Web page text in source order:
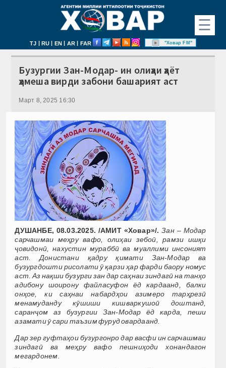
☰
TJ | RU | EN | AR | FAR "Ховар FM"
Бузургии Зан-Модар- ин олиҳаи ҳаёт
ҳамеша вирди забони башарият аст
Март 8, 2025 16:30
ДУШАНБЕ, 08.03.2025. /АМИТ «Ховар»/. Зан – Модар
сарчашмаи меҳру вафо, олиҳаи зебоӣ, рамзи ишқи
ҷовидонӣ, нахустин мураббӣ ва муаллими инсоният
аст. Донистани қадру қимати Зан-Модар ва
бузургдошти рисолати ӯ қарзи ҳар фарди баору номус
аст. Аз нақши бузурги зан дар саҳнаи зиндагӣ на танҳо
адибону шоирону файласуфон ёд кардаанд, балки
онҳое, ки саҳнаи набардҳои азимеро тарҳрезӣ
менамуданду кӯшиши кишваркушоӣ доштанд,
саранҷом аз бузургии Зан-Модар ёд карда, пеши
азамати ӯ сари таъзим фуруд овардаанд.
Дар зер гуфтаҳои бузургонро дар васфи ин сарчашмаи
зиндагӣ ва меҳру вафо пешниҳоди хонандагон
мегардонем.